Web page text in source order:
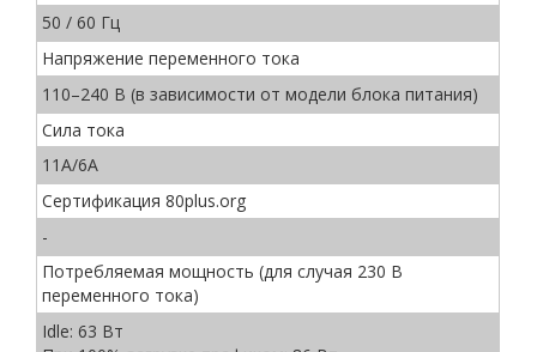
50 / 60 Гц
Напряжение переменного тока
110–240 В (в зависимости от модели блока питания)
Сила тока
11A/6A
Сертификация 80plus.org
-
Потребляемая мощность (для случая 230 В
переменного тока)
Idle: 63 Вт